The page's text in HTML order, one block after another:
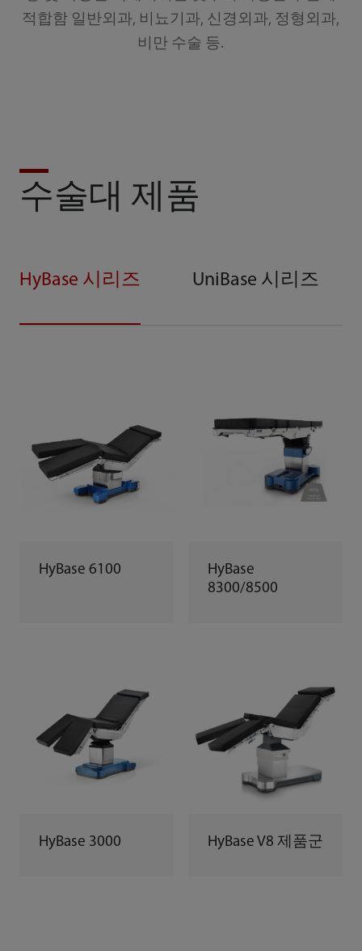
적합함 일반외과, 비뇨기과, 신경외과, 정형외과,
비만 수술 등.
수술대 제품
HyBase 시리즈 UniBase 시리즈
HyBase 6100
HyBase
8300/8500
HyBase 3000 HyBase V8 제품군